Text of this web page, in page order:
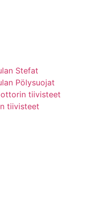
Stefat
Pölysuojat
tiivisteet
tiivisteet